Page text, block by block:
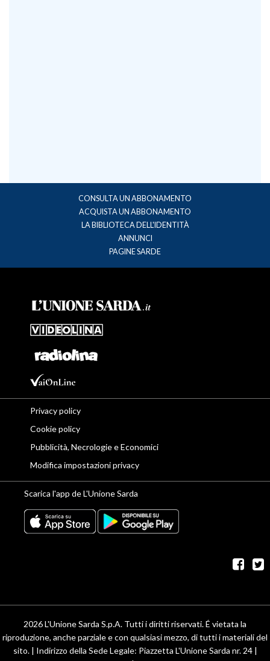
CONSULTA UN ABBONAMENTO
ACQUISTA UN ABBONAMENTO
LA BIBLIOTECA DELL'IDENTITÀ
ANNUNCI
PAGINE SARDE
Privacy policy
Cookie policy
Pubblicità, Necrologie e Economici
Modifica impostazioni privacy
Scarica l'app de L'Unione Sarda
2026 L'Unione Sarda S.p.A. Tutti i diritti riservati. É vietata la
riproduzione, anche parziale e con qualsiasi mezzo, di tutti i materiali del
sito. | Indirizzo della Sede Legale: Piazzetta L'Unione Sarda nr. 24 |